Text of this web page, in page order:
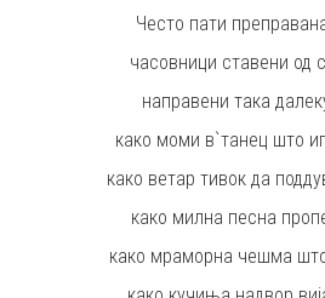
Често пати
часовници ставени од
направени така
како моми в`танец што
како ветар тивок да
како милна песна
како мраморна чешма